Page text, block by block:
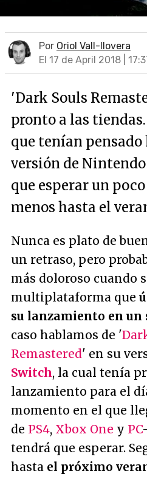
Por Oriol Vall-llovera
El 17 de April 2018 |
'Dark Souls
pronto a las
que tenían pensado
versión de
que esperar un
menos hasta el
Nunca es plato de
un retraso, pero
más doloroso cuando
multiplataforma que
su lanzamiento en un
caso hablamos de '
Remastered' en su
Switch, la cual tenía
lanzamiento para el
momento en el que
de PS4, Xbox One y PC
tendrá que esperar.
hasta el próximo